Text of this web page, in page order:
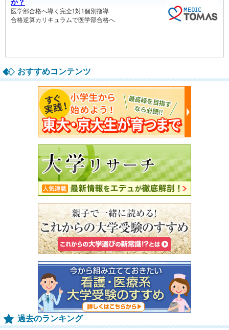
おすすめコンテンツ
過去のランキング